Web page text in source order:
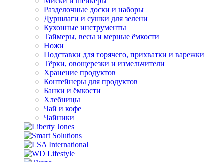
Разделочные доски и наборы
Дуршлаги и сушки для зелени
Кухонные инструменты
Таймеры, весы и мерные ёмкости
Ножи
Подставки для горячего, прихватки и варежки
Тёрки, овощерезки и измельчители
Хранение продуктов
Контейнеры для продуктов
Банки и ёмкости
Хлебницы
Чай и кофе
Чайники